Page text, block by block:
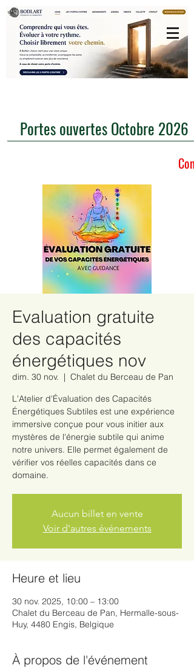
Portes ouvertes Octobre 2026
Evaluation gratuite
des capacités
énergétiques nov
dim. 30 nov.
  |
Chalet du Berceau de Pan
L'Atelier d'Évaluation des Capacités
Énergétiques Subtiles est une expérience
immersive conçue pour vous initier aux
mystères de l'énergie subtile qui anime
notre univers. Elle permet également de
vérifier vos réelles capacités dans ce
domaine.
Aucun billet en vente
Voir d'autres événements
Heure et lieu
30 nov. 2025, 10:00 – 13:00
Chalet du Berceau de Pan, Hermalle-sous-
Huy, 4480 Engis, Belgique
À propos de l'événement